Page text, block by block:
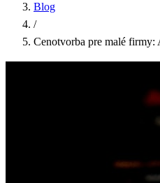
Blog
/
Cenotvorba pre malé